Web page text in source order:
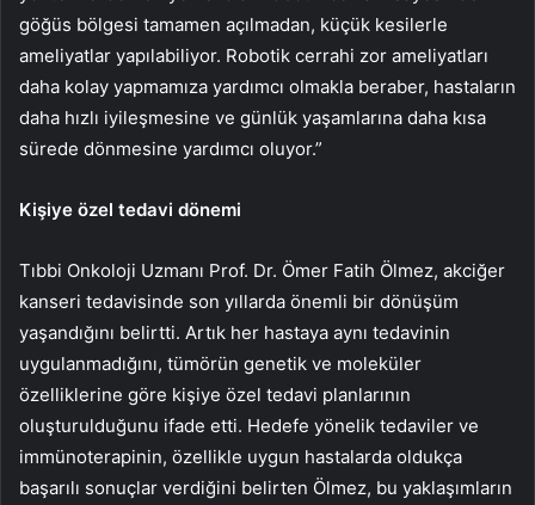
göğüs bölgesi tamamen açılmadan, küçük kesilerle
ameliyatlar yapılabiliyor. Robotik cerrahi zor ameliyatları
daha kolay yapmamıza yardımcı olmakla beraber, hastaların
daha hızlı iyileşmesine ve günlük yaşamlarına daha kısa
sürede dönmesine yardımcı oluyor.”
Kişiye özel tedavi dönemi
Tıbbi Onkoloji Uzmanı Prof. Dr. Ömer Fatih Ölmez, akciğer
kanseri tedavisinde son yıllarda önemli bir dönüşüm
yaşandığını belirtti. Artık her hastaya aynı tedavinin
uygulanmadığını, tümörün genetik ve moleküler
özelliklerine göre kişiye özel tedavi planlarının
oluşturulduğunu ifade etti. Hedefe yönelik tedaviler ve
immünoterapinin, özellikle uygun hastalarda oldukça
başarılı sonuçlar verdiğini belirten Ölmez, bu yaklaşımların